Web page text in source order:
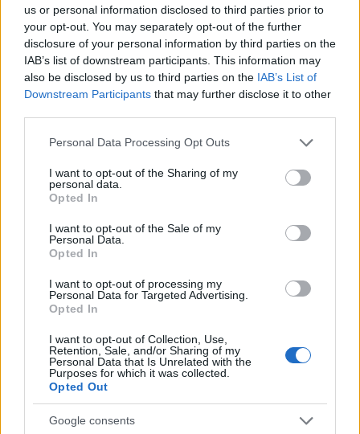
us or personal information disclosed to third parties prior to
your opt-out. You may separately opt-out of the further
disclosure of your personal information by third parties on the
IAB’s list of downstream participants. This information may
also be disclosed by us to third parties on the IAB’s List of
Downstream Participants that may further disclose it to other
Please note that this website/app uses one or more Google
not limited to your visit or usage behaviour. You may click to
grant or deny consent to Google and its third-party tags to
use your data for below specified purposes in below Google
consent section.
Personal Data Processing Opt Outs
I want to opt-out of the Sharing of my
personal data.
Opted In
I want to opt-out of the Sale of my
Personal Data.
Opted In
I want to opt-out of processing my
Personal Data for Targeted Advertising.
Opted In
I want to opt-out of Collection, Use,
Retention, Sale, and/or Sharing of my
Personal Data that Is Unrelated with the
Purposes for which it was collected.
Opted Out
Google consents